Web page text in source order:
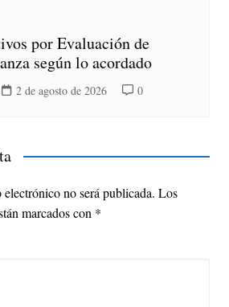
por Evaluación de
según lo acordado
2 de agosto de 2026 0
no será publicada. Los
marcados con *